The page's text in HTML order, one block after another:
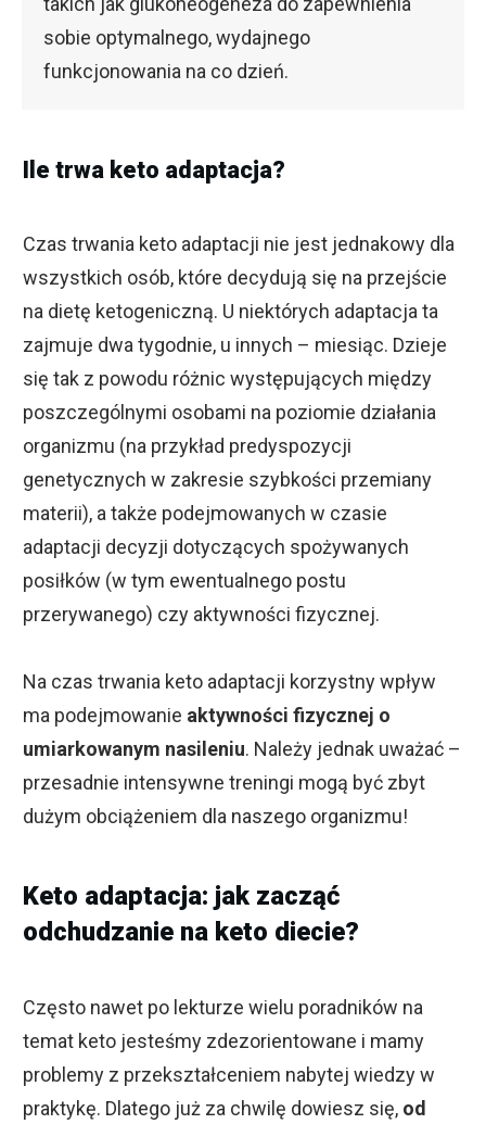
sobie optymalnego, wydajnego
funkcjonowania na co dzień.
Ile trwa keto adaptacja?
Czas trwania keto adaptacji nie jest jednakowy dla
wszystkich osób, które decydują się na przejście
na dietę ketogeniczną. U niektórych adaptacja ta
zajmuje dwa tygodnie, u innych – miesiąc. Dzieje
się tak z powodu różnic występujących między
poszczególnymi osobami na poziomie działania
organizmu (na przykład predyspozycji
genetycznych w zakresie szybkości przemiany
materii), a także podejmowanych w czasie
adaptacji decyzji dotyczących spożywanych
posiłków (w tym ewentualnego postu
przerywanego) czy aktywności fizycznej.
Na czas trwania keto adaptacji korzystny wpływ
ma podejmowanie aktywności fizycznej o
umiarkowanym nasileniu. Należy jednak uważać –
przesadnie intensywne treningi mogą być zbyt
dużym obciążeniem dla naszego organizmu!
Keto adaptacja: jak zacząć
odchudzanie na keto diecie?
Często nawet po lekturze wielu poradników na
temat keto jesteśmy zdezorientowane i mamy
problemy z przekształceniem nabytej wiedzy w
praktykę. Dlatego już za chwilę dowiesz się, od